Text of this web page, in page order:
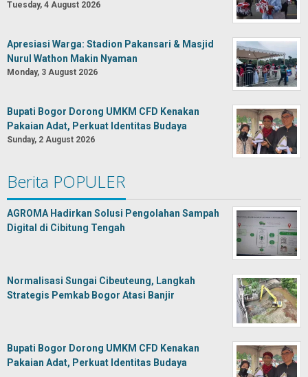
Tuesday, 4 August 2026
Apresiasi Warga: Stadion Pakansari & Masjid
Nurul Wathon Makin Nyaman
Monday, 3 August 2026
Bupati Bogor Dorong UMKM CFD Kenakan
Pakaian Adat, Perkuat Identitas Budaya
Sunday, 2 August 2026
Berita POPULER
AGROMA Hadirkan Solusi Pengolahan Sampah
Digital di Cibitung Tengah
Normalisasi Sungai Cibeuteung, Langkah
Strategis Pemkab Bogor Atasi Banjir
Bupati Bogor Dorong UMKM CFD Kenakan
Pakaian Adat, Perkuat Identitas Budaya